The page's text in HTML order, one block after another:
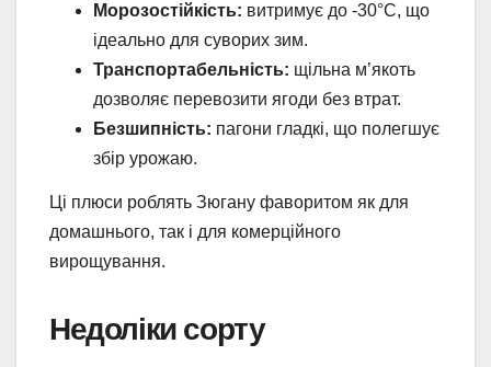
Морозостійкість: витримує до -30°C, що
ідеально для суворих зим.
Транспортабельність: щільна м’якоть
дозволяє перевозити ягоди без втрат.
Безшипність: пагони гладкі, що полегшує
збір урожаю.
Ці плюси роблять Зюгану фаворитом як для
домашнього, так і для комерційного
вирощування.
Недоліки сорту